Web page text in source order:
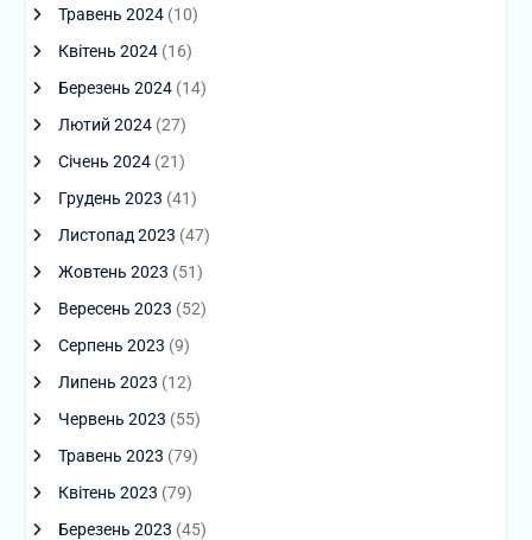
Травень 2024(10)
Квітень 2024(16)
Березень 2024(14)
Лютий 2024(27)
Січень 2024(21)
Грудень 2023 (41)
Листопад 2023 (47)
Жовтень 2023 (51)
Вересень 2023 (52)
Серпень 2023 (9)
Липень 2023 (12)
Червень 2023 (55)
Травень 2023 (79)
Квітень 2023 (79)
Березень 2023 (45)